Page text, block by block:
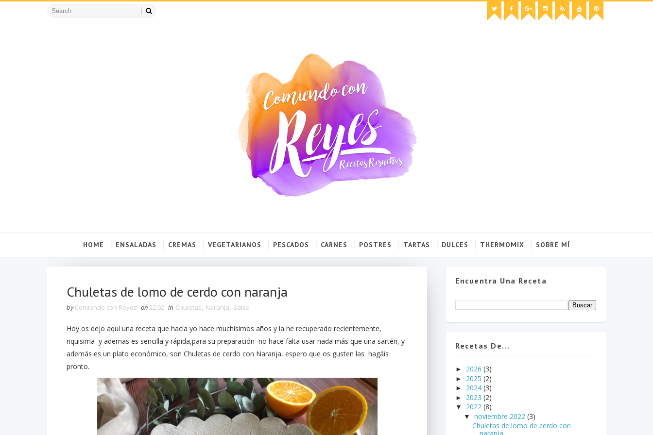
HOME ENSALADAS CREMAS VEGETARIANOS PESCADOS CARNES POSTRES TARTAS DULCES THERMOMIX SOBRE MÍ
Chuletas de lomo de cerdo con naranja
by Comiendo con Reyes on22:02 in Chuletas, Naranja, Salsa
Hoy os dejo aquí una receta que hacía yo hace muchísimos años y la he recuperado recientemente,
riquisima y ademas es sencilla y rápida,para su preparación no hace falta usar nada más que una sartén, y
además es un plato económico, son Chuletas de cerdo con Naranja, espero que os gusten las hagáis
pronto.
Encuentra Una Receta
Recetas De...
► 2026 (3)
► 2025 (2)
► 2024 (3)
► 2023 (2)
▼ 2022 (8)
▼ noviembre 2022 (3)
Chuletas de lomo de cerdo con